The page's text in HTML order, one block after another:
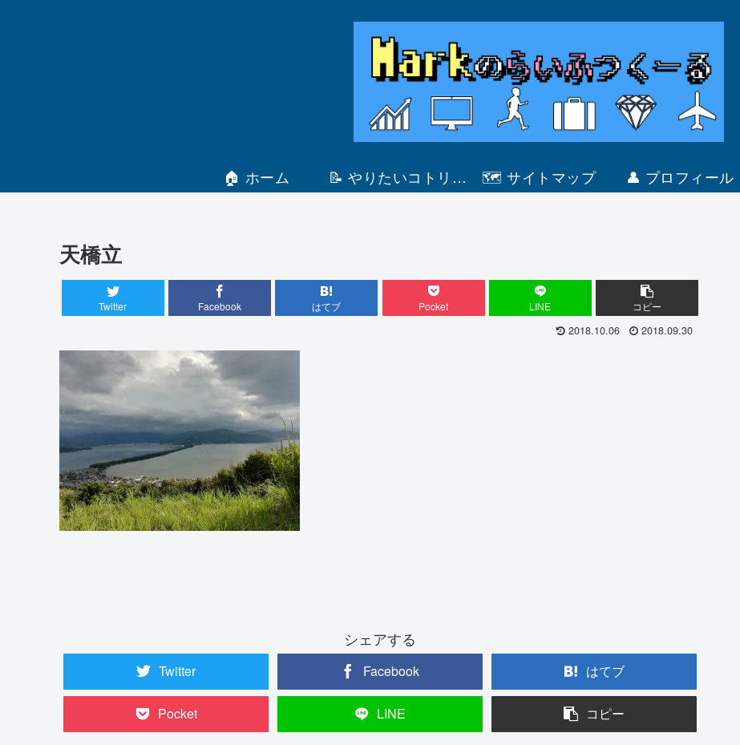
🏠 ホーム
📝 やりたいコトリス
🗺 サイトマップ 👤 プロフィール
天橋立
Twitter Facebook はてブ Pocket LINE コピー
2018.10.06 2018.09.30
シェアする
Twitter Facebook はてブ
Pocket LINE コピー